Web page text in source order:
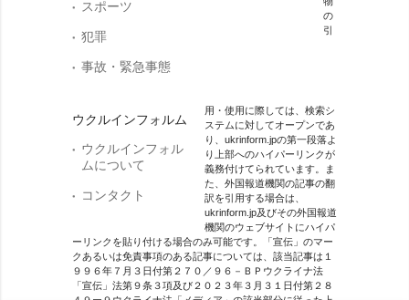
スポーツ
犯罪
事故・緊急事態
ウクルインフォルム
ウクルインフォル
ムについて
コンタクト
の
引
用・使用に際しては、検索シ
ステムに対してオープンであ
り、ukrinform.jpの第一段落よ
り上部へのハイパーリンクが
義務付けてられています。ま
た、外国報道機関の記事の翻
訳を引用する場合は、
ukrinform.jp及びその外国報道
機関のウェブサイトにハイパ
ーリンクを貼り付ける場合のみ可能です。「宣伝」のマー
クあるいは免責事項のある記事については、該当記事は１
９９６年７月３日付第２７０／９６－ＢＰウクライナ法
「宣伝」法第９条３項及び２０２３年３月３１日付第２８